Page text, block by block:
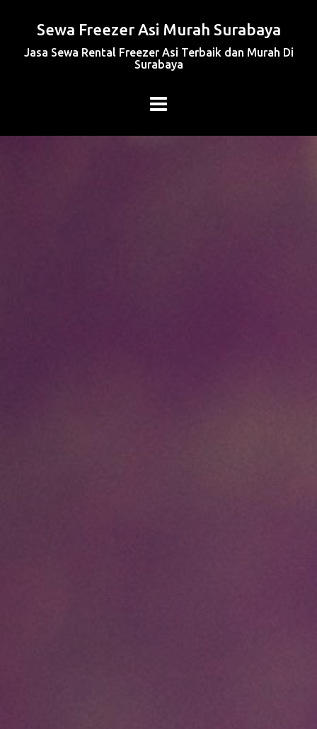
Sewa Freezer Asi Murah Surabaya
Jasa Sewa Rental Freezer Asi Terbaik dan Murah Di
Surabaya